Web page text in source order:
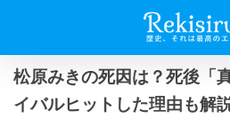
松原みきの死因は？死後「
イバルヒットした理由も解